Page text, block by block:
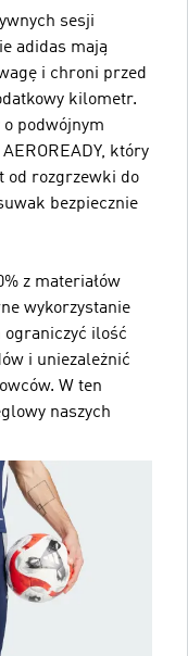
sesji
adidas mają
i chroni przed
kilometr.
podwójnym
który
od rozgrzewki do
bezpiecznie
z materiałów
wykorzystanie
ograniczyć ilość
i uniezależnić
W ten
naszych